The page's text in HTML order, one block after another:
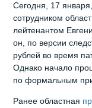
Сегодня, 17
сотрудником
лейтенантом
он, по версии
рублей во время
Однако начало
по формальным
Ранее областная